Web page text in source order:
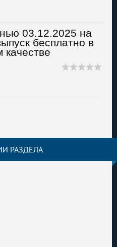
03.12.2025 на
бесплатно в
РАЗДЕЛА